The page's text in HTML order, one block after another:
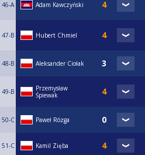
46-A Adam Kawczyński
47-B Hubert Chmiel
48-B Aleksander Ciołak
49-B
Przemysław
Śpiewak
50-C Paweł Rózga
51-C Kamil Zięba